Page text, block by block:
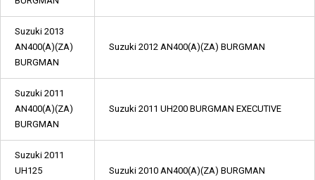
Suzuki 2013
AN400(A)(ZA)
BURGMAN
Suzuki 2012 AN400(A)(ZA) BURGMAN
Suzuki 2011
AN400(A)(ZA)
BURGMAN
Suzuki 2011 UH200 BURGMAN EXECUTIVE
Suzuki 2011
UH125
Suzuki 2010 AN400(A)(ZA) BURGMAN